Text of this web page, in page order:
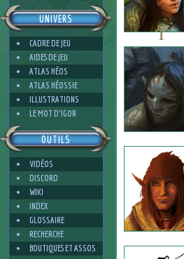
UNIVERS
CADRE DE JEU
AIDES DE JEU
ATLAS HÉOS
ATLAS HÉOSSIE
ILLUSTRATIONS
LE MOT D'IGOR
OUTILS
VIDÉOS
DISCORD
WIKI
INDEX
GLOSSAIRE
RECHERCHE
BOUTIQUES ET ASSOS
4
1